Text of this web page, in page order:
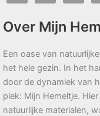
Over Mijn
Een oase van
het hele gezin. In het
door de dynamiek van
plek: Mijn Hemeltje.
natuurlijke materialen,